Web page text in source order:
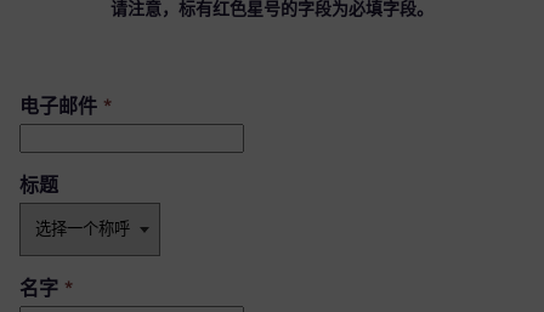
请注意，标有红色星号的字段为必填字段。
电子邮件 *
标题
名字 *